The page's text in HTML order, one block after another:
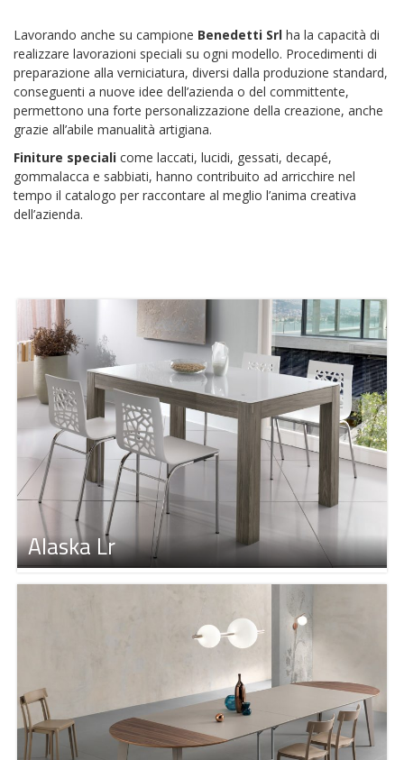
Lavorando anche su campione Benedetti Srl ha la capacità di
realizzare lavorazioni speciali su ogni modello. Procedimenti di
preparazione alla verniciatura, diversi dalla produzione standard,
conseguenti a nuove idee dell’azienda o del committente,
permettono una forte personalizzazione della creazione, anche
grazie all’abile manualità artigiana.
Finiture speciali come laccati, lucidi, gessati, decapé,
gommalacca e sabbiati, hanno contribuito ad arricchire nel
tempo il catalogo per raccontare al meglio l’anima creativa
dell’azienda.
Alaska Lr